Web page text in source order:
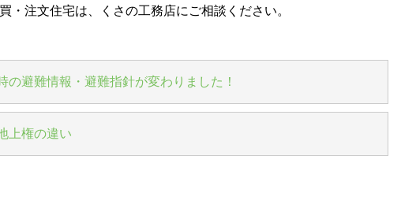
・注文住宅は、くさの工務店にご相談ください。
の避難情報・避難指針が変わりました！
上権の違い